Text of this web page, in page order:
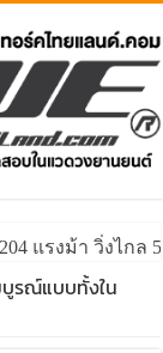
แรงม้า วิ่งไกล
รับโฉมหน้าใหม่
บูรณ์แบบทั้งใน